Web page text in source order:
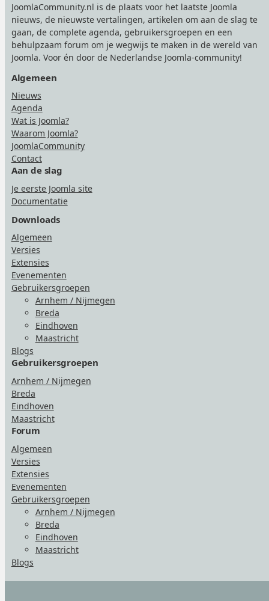
JoomlaCommunity.nl is de plaats voor het laatste Joomla
nieuws, de nieuwste vertalingen, artikelen om aan de slag te
gaan, de complete agenda, gebruikersgroepen en een
behulpzaam forum om je wegwijs te maken in de wereld van
Joomla. Voor én door de Nederlandse Joomla-community!
Algemeen
Nieuws
Agenda
Wat is Joomla?
Waarom Joomla?
JoomlaCommunity
Contact
Aan de slag
Je eerste Joomla site
Documentatie
Downloads
Algemeen
Versies
Extensies
Evenementen
Gebruikersgroepen
Arnhem / Nijmegen
Breda
Eindhoven
Maastricht
Blogs
Gebruikersgroepen
Arnhem / Nijmegen
Breda
Eindhoven
Maastricht
Forum
Algemeen
Versies
Extensies
Evenementen
Gebruikersgroepen
Arnhem / Nijmegen
Breda
Eindhoven
Maastricht
Blogs